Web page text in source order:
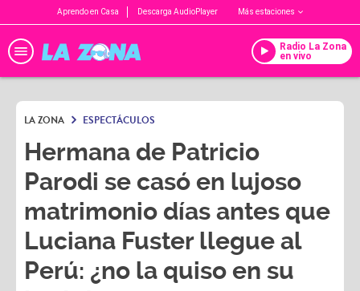
Aprendo en Casa Descarga AudioPlayer Más estaciones
Radio La Zona
en vivo
LA ZONA ESPECTÁCULOS
Hermana de Patricio
Parodi se casó en lujoso
matrimonio días antes que
Luciana Fuster llegue al
Perú: ¿no la quiso en su